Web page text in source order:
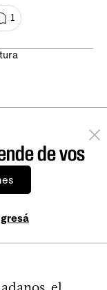
1
de vos